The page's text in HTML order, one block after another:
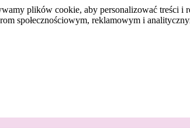
plików cookie, aby personalizować treści i
społecznościowym, reklamowym i